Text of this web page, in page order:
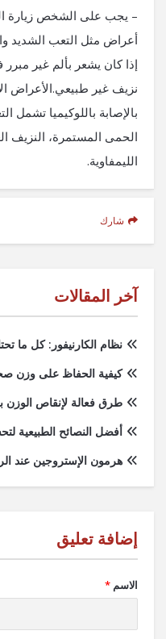
– يجب على الشخص زيارة
أعراض مثل التعب الشديد
إذا كان يشعر بألم غير
نزيف غير طبيعي.الأعراض
بالإصابة باللوكيميا تشمل
الحمى المستمرة، النزيف
الليمفاوية.
شارك
آخر المقالات
نظام الكارنيفور: كل ما
كيفية الحفاظ على وزن
طرق فعالة لإنقاص الوزن
أفضل النصائح الطبيعية
هرمون الإستروجين عند
الاسم *